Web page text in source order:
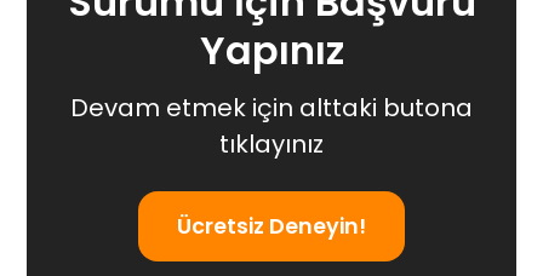
Yapınız
Devam etmek için alttaki butona
tıklayınız
Ücretsiz Deneyin!